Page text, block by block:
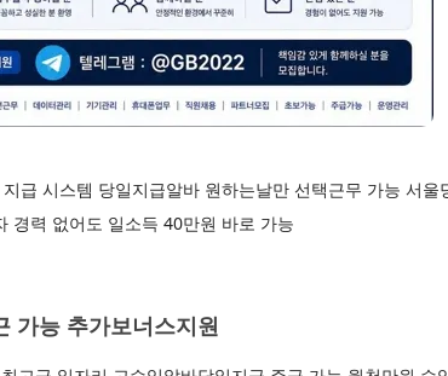
급 시스템 당일지급알바 원하는날만 선택근무 가능 서
경력 없어도 일소득 40만원 바로 가능
가능 추가보너스지원